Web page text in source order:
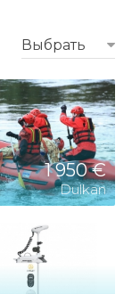
Выбрать
1 950 €
Dulkan